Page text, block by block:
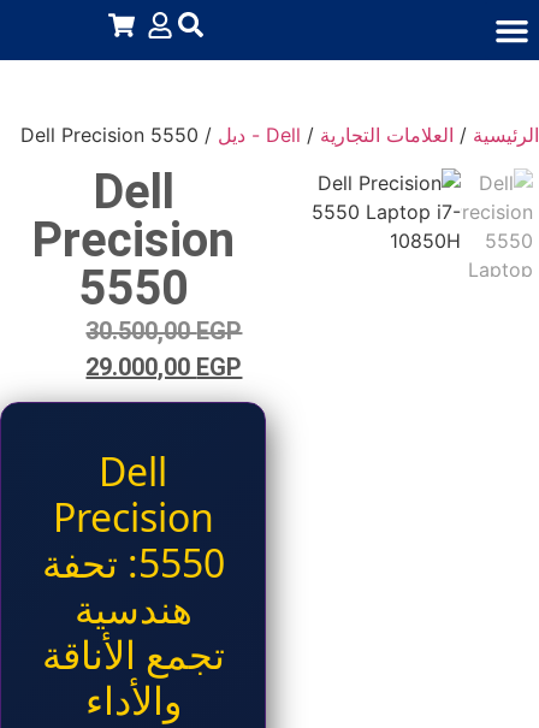
الرئيسية / العلامات التجارية / Dell - ديل / Dell Precision 5550
Dell
Precision
5550
30.500,00EGP
29.000,00 EGP
Dell
Precision
5550: تحفة
هندسية
تجمع الأناقة
والأداء